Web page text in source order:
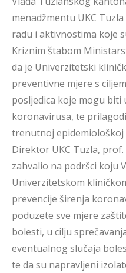
menadžmentu UKC
radu i aktivnostima koje
Kriznim štabom
da je Univerzitetski
preventivne mjere s
posljedica koje mogu biti
koronavirusa, te
trenutnoj epidemiološkoj
Direktor UKC Tuzla, prof.
zahvalio na podršci koju
Univerzitetskom
prevencije širenja
poduzete sve mjere
bolesti, u cilju
eventualnog slučaja
te da su napravljeni